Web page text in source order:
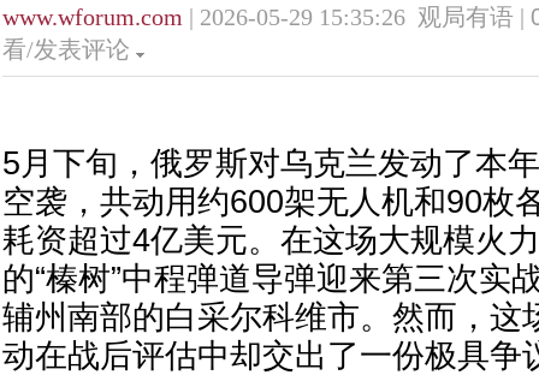
www.wforum.com | 2026-05-29 15:35:26 观局有语 |
看/发表评论
5月下旬，俄罗斯对乌克兰发动了本
空袭，共动用约600架无人机和90枚
耗资超过4亿美元。在这场大规模火
的“榛树”中程弹道导弹迎来第三次实
辅州南部的白采尔科维市。然而，这
动在战后评估中却交出了一份极具争